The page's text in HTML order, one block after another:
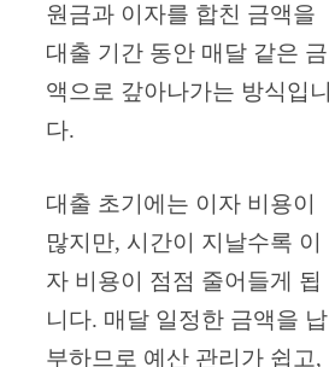
원금과 이자를 합친 금액을
대출 기간 동안 매달 같은 금
액으로 갚아나가는 방식입니
다.
대출 초기에는 이자 비용이
많지만, 시간이 지날수록 이
자 비용이 점점 줄어들게 됩
니다. 매달 일정한 금액을 납
부하므로 예산 관리가 쉽고,